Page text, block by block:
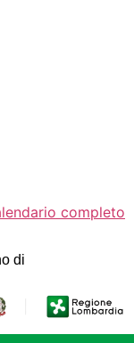
completo
di